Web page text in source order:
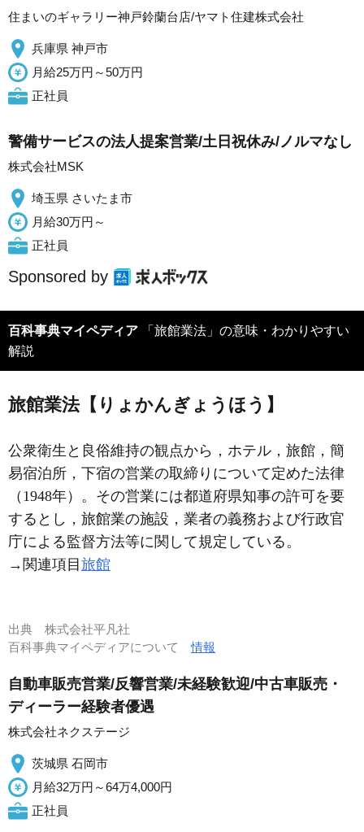
住まいのギャラリー神戸鈴蘭台店/ヤマト住建株式会社
兵庫県 神戸市
月給25万円～50万円
正社員
警備サービスの法人提案営業/土日祝休み/ノルマなし
株式会社MSK
埼玉県 さいたま市
月給30万円～
正社員
Sponsored by
百科事典マイペディア 「旅館業法」の意味・わかりやすい
解説
旅館業法【りょかんぎょうほう】
公衆衛生と良俗維持の観点から，ホテル，旅館，簡
易宿泊所，下宿の営業の取締りについて定めた法律
（1948年）。その営業には都道府県知事の許可を要
するとし，旅館業の施設，業者の義務および行政官
庁による監督方法等に関して規定している。
→関連項目旅館
出典 株式会社平凡社
百科事典マイペディアについて情報
自動車販売営業/反響営業/未経験歓迎/中古車販売・
ディーラー経験者優遇
株式会社ネクステージ
茨城県 石岡市
月給32万円～64万4,000円
正社員